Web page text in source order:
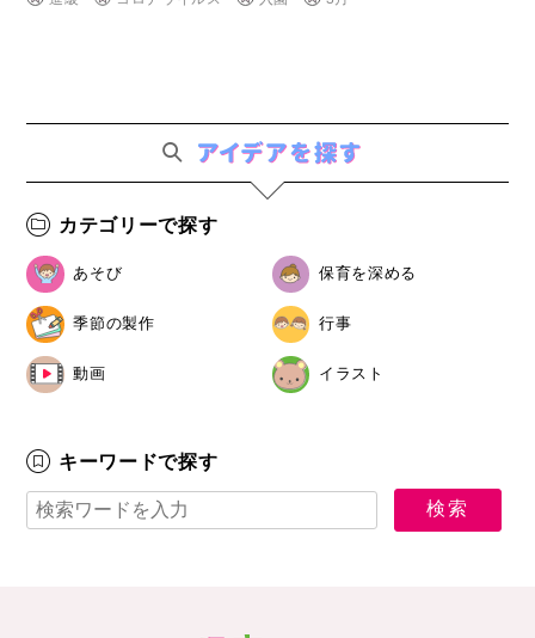
カテゴリーで探す
あそび 保育を深める
季節の製作 行事
動画 イラスト
キーワードで探す